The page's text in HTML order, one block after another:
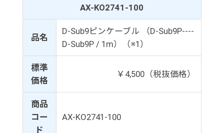
AX-KO2741-100
品名
D-Sub9ピンケーブル （D-Sub9P----
D-Sub9P / 1m）（※1）
標準
価格
￥4,500（税抜価格）
商品
コー
ド
AX-KO2741-100